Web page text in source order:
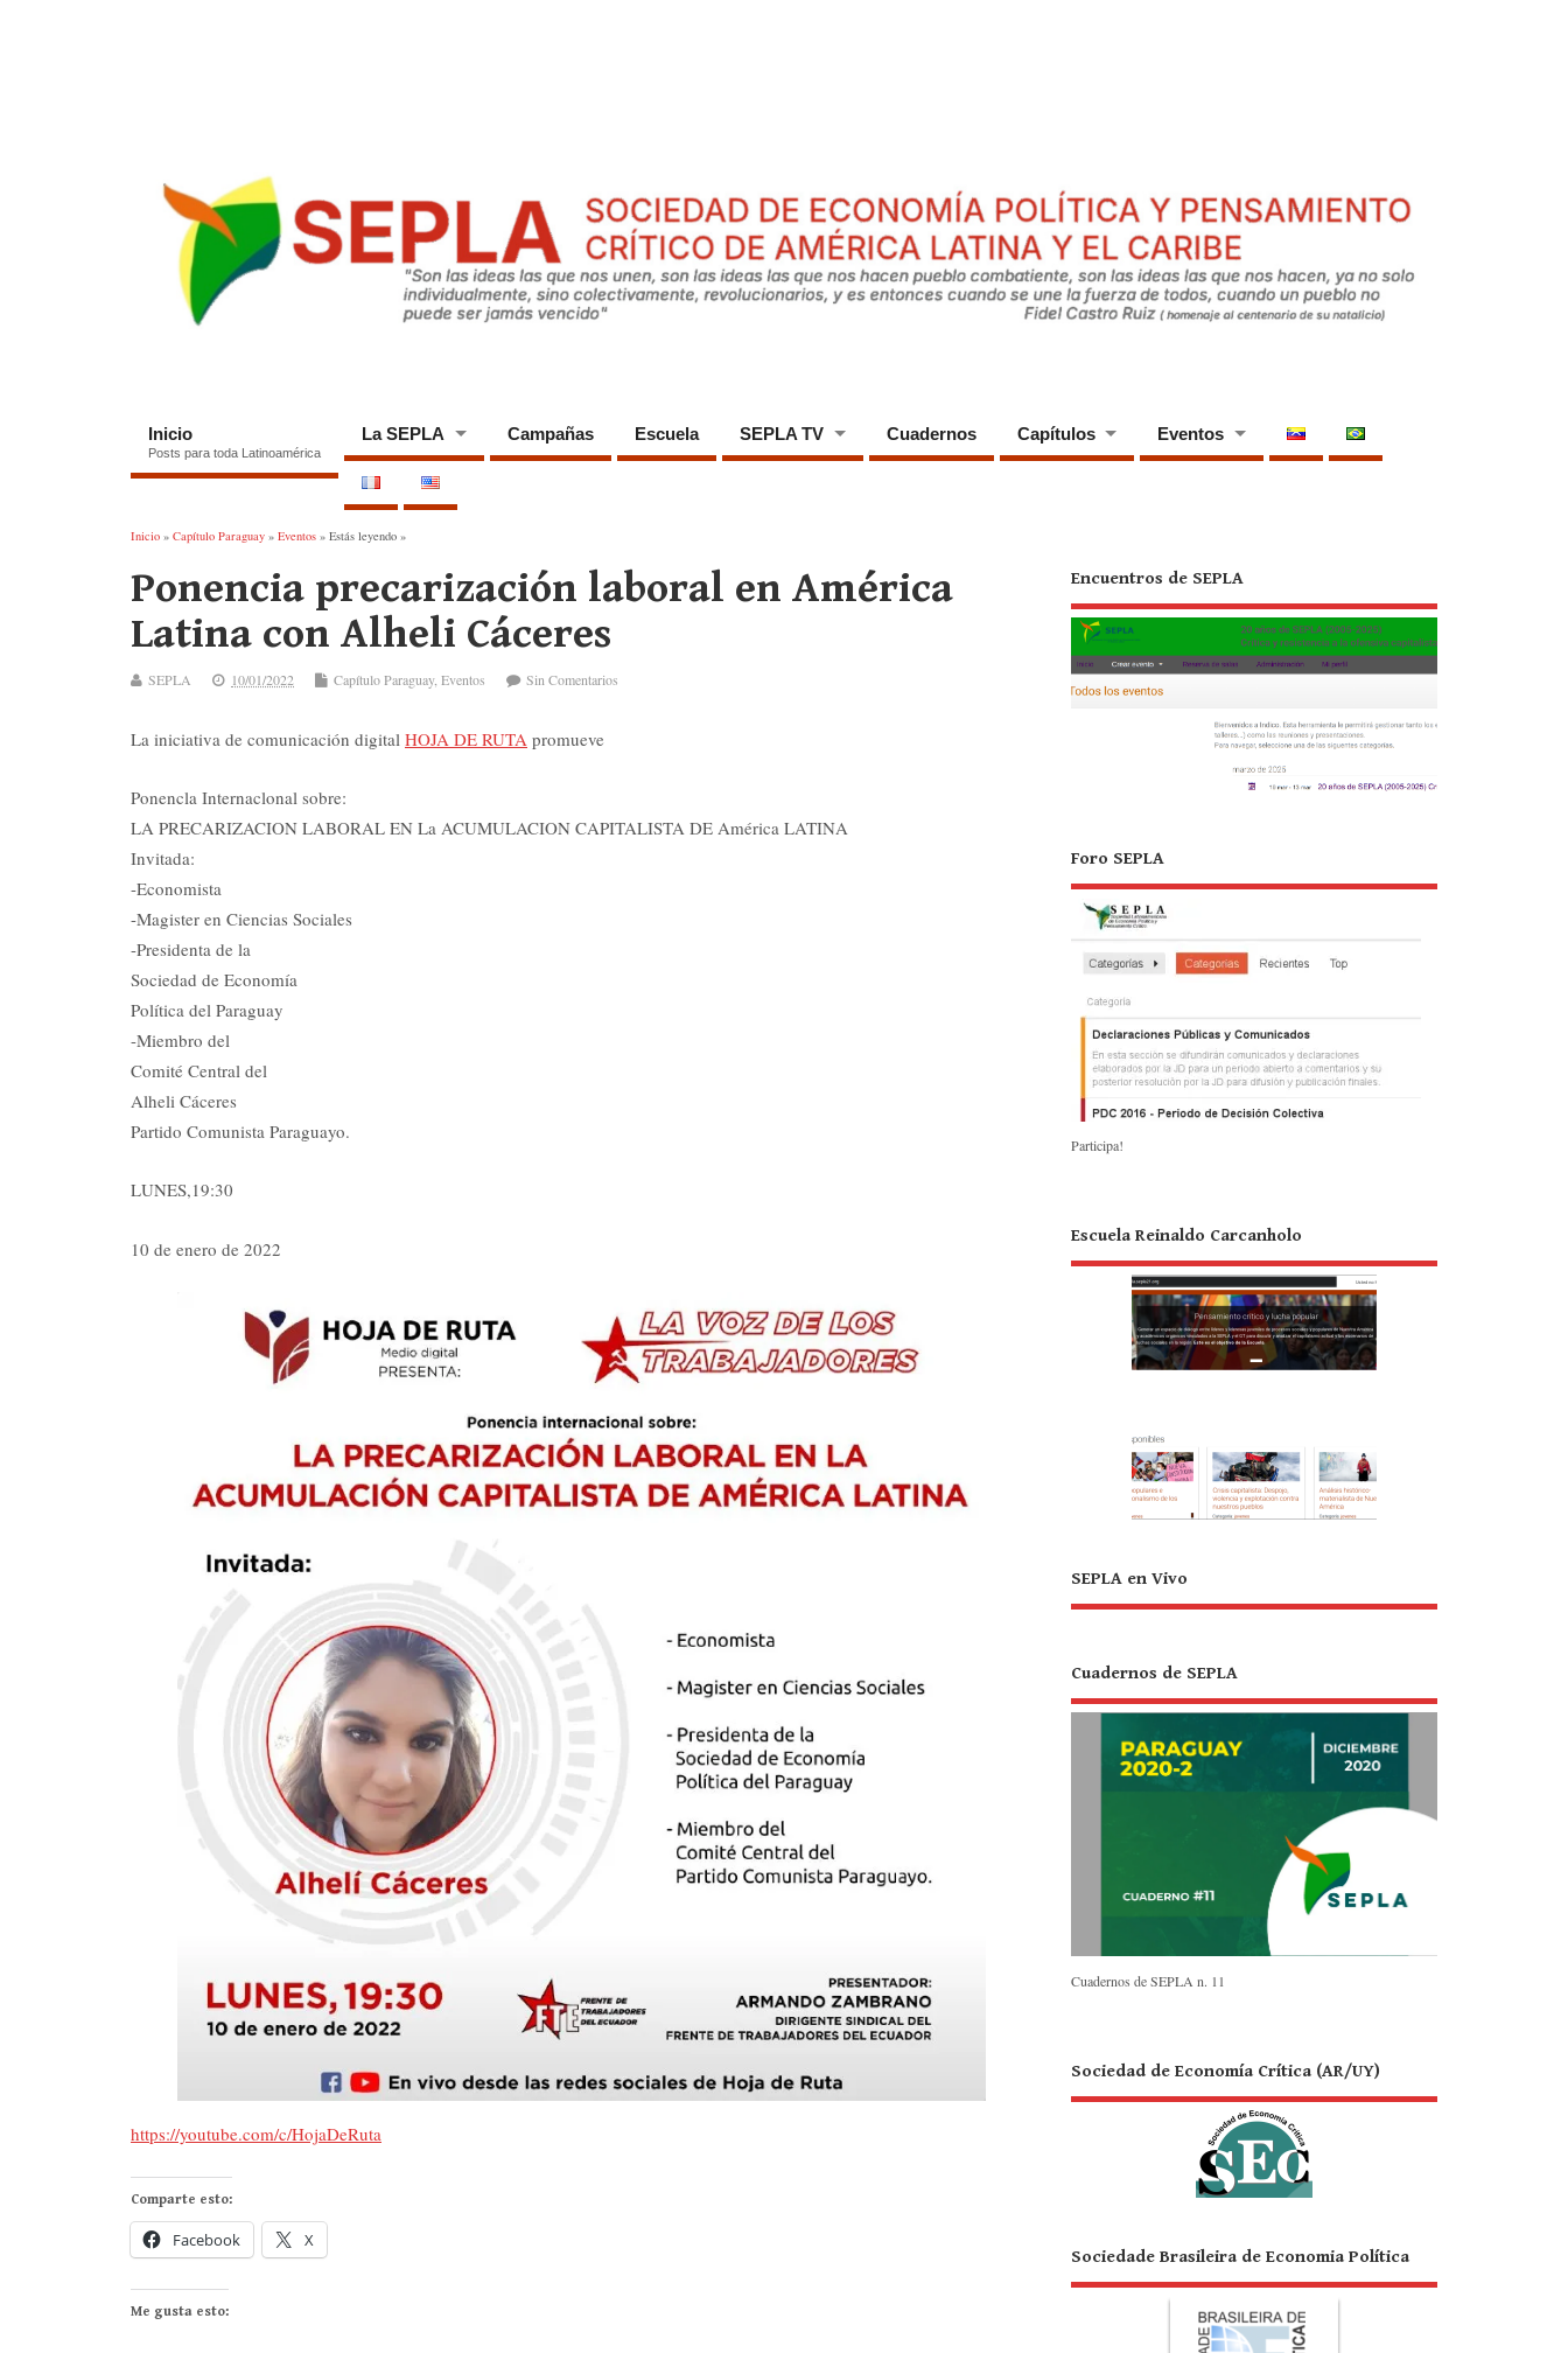
Inicio
Posts para toda Latinoamérica
La SEPLA Campañas Escuela SEPLA TV Cuadernos Capítulos Eventos
Inicio » Capítulo Paraguay » Eventos » Estás leyendo »
Ponencia precarización laboral en América
Latina con Alheli Cáceres
SEPLA 10/01/2022 Capítulo Paraguay, Eventos Sin Comentarios
La iniciativa de comunicación digital HOJA DE RUTA promueve
Ponencla Internaclonal sobre:
LA PRECARIZACION LABORAL EN La ACUMULACION CAPITALISTA DE América LATINA
Invitada:
-Economista
-Magister en Ciencias Sociales
-Presidenta de la
Sociedad de Economía
Política del Paraguay
-Miembro del
Comité Central del
Alheli Cáceres
Partido Comunista Paraguayo.
LUNES,19:30
10 de enero de 2022
https://youtube.com/c/HojaDeRuta
Comparte esto:
Facebook X
Me gusta esto:
Encuentros de SEPLA
Foro SEPLA
Participa!
Escuela Reinaldo Carcanholo
SEPLA en Vivo
Cuadernos de SEPLA
Cuadernos de SEPLA n. 11
Sociedad de Economía Crítica (AR/UY)
Sociedade Brasileira de Economia Política